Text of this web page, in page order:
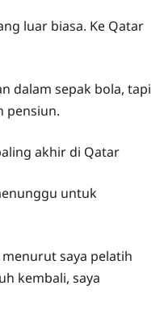
luar biasa. Ke Qatar
dalam sepak bola, tapi
pensiun.
akhir di Qatar
untuk
saya pelatih
kembali, saya